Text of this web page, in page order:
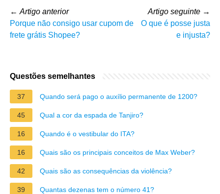
← Artigo anterior
Porque não consigo usar cupom de
frete grátis Shopee?
Artigo seguinte →
O que é posse justa
e injusta?
Questões semelhantes
37 Quando será pago o auxílio permanente de 1200?
45 Qual a cor da espada de Tanjiro?
16 Quando é o vestibular do ITA?
16 Quais são os principais conceitos de Max Weber?
42 Quais são as consequências da violência?
39 Quantas dezenas tem o número 41?